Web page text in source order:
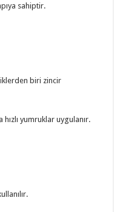
sahiptir.
biri zincir
yumruklar uygulanır.